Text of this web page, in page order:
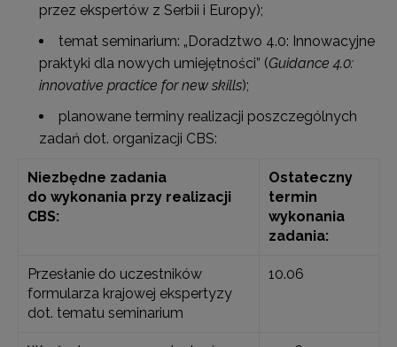
przez ekspertów z Serbii i Europy);
temat seminarium: „Doradztwo 4.0: Innowacyjne
praktyki dla nowych umiejętności” (Guidance 4.0:
innovative practice for new skills);
planowane terminy realizacji poszczególnych
zadań dot. organizacji CBS:
Niezbędne zadania
do wykonania przy realizacji
CBS:
Ostateczny
termin
wykonania
zadania:
Przesłanie do uczestników
formularza krajowej ekspertyzy
dot. tematu seminarium
10.06